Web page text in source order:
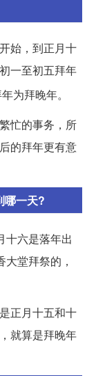
始，到正月十
一至初五拜年
为拜晚年。
忙的事务，所
的拜年更有意
哪一天?
十六是落年出
堂拜祭的，
正月十五和十
就算是拜晚年